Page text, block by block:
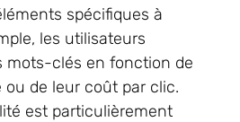
spécifiques à
les utilisateurs
mots-clés en fonction de
de leur coût par clic.
est particulièrement